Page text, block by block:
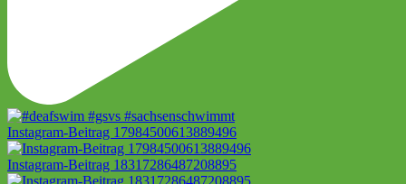
Instagram-Beitrag 17984500613889496
Instagram-Beitrag 18317286487208895